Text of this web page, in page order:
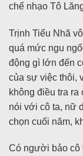
chế nhạo Tô
Trịnh Tiểu Nhã
quá mức ngu
động gì lớn đến
của sự việc thôi,
không điều tra
nói với cô ta, nữ
chọn cuối năm,
Có người bảo cô